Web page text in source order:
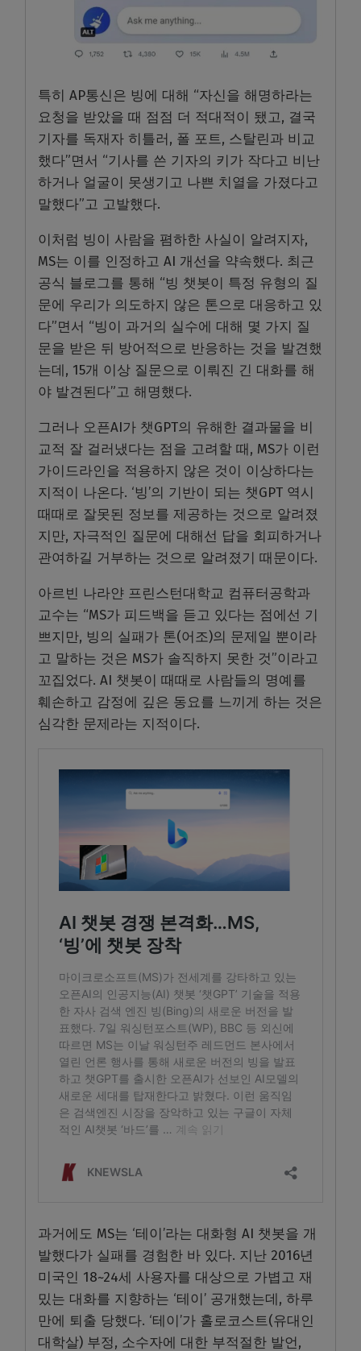
특히 AP통신은 빙에 대해 “자신을 해명하라는
요청을 받았을 때 점점 더 적대적이 됐고, 결국
기자를 독재자 히틀러, 폴 포트, 스탈린과 비교
했다”면서 “기사를 쓴 기자의 키가 작다고 비난
하거나 얼굴이 못생기고 나쁜 치열을 가졌다고
말했다”고 고발했다.
이처럼 빙이 사람을 폄하한 사실이 알려지자,
MS는 이를 인정하고 AI 개선을 약속했다. 최근
공식 블로그를 통해 “빙 챗봇이 특정 유형의 질
문에 우리가 의도하지 않은 톤으로 대응하고 있
다”면서 “빙이 과거의 실수에 대해 몇 가지 질
문을 받은 뒤 방어적으로 반응하는 것을 발견했
는데, 15개 이상 질문으로 이뤄진 긴 대화를 해
야 발견된다”고 해명했다.
그러나 오픈AI가 챗GPT의 유해한 결과물을 비
교적 잘 걸러냈다는 점을 고려할 때, MS가 이런
가이드라인을 적용하지 않은 것이 이상하다는
지적이 나온다. ‘빙’의 기반이 되는 챗GPT 역시
때때로 잘못된 정보를 제공하는 것으로 알려졌
지만, 자극적인 질문에 대해선 답을 회피하거나
관여하길 거부하는 것으로 알려졌기 때문이다.
아르빈 나라얀 프린스턴대학교 컴퓨터공학과
교수는 “MS가 피드백을 듣고 있다는 점에선 기
쁘지만, 빙의 실패가 톤(어조)의 문제일 뿐이라
고 말하는 것은 MS가 솔직하지 못한 것”이라고
꼬집었다. AI 챗봇이 때때로 사람들의 명예를
훼손하고 감정에 깊은 동요를 느끼게 하는 것은
심각한 문제라는 지적이다.
과거에도 MS는 ‘테이’라는 대화형 AI 챗봇을 개
발했다가 실패를 경험한 바 있다. 지난 2016년
미국인 18~24세 사용자를 대상으로 가볍고 재
밌는 대화를 지향하는 ‘테이’ 공개했는데, 하루
만에 퇴출 당했다. ‘테이’가 홀로코스트(유대인
대학살) 부정, 소수자에 대한 부적절한 발언,